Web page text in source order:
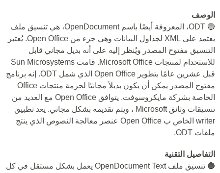
الوصف
🔵 ODT، المعروفة أيضًا باسم OpenDocument، هي تنسيق ملف
يعتمد على XML لجداول البيانات وهي جزء من Open Office. يُعتبر
التنسيق مفتوح المصدر ويُنظر إليه على أنه بديل مجاني قابل
للاستخدام لمنتجات Microsoft Office. قامت Sun Microsystems
قبل عشرين عامًا بتطوير Open Office الذي شمل ODT. إنه برنامج
مفتوح المصدر يمكن أن يكون بديلاً مجانيًا لحزمة منتجات Office
الخاصة بشركة مايكروسوفت. يتوافق Open Office مع العديد من
تنسيقات وثائق Microsoft ، ويتم تقديمه بشكل مجاني. يعد تطبيق
writer الخاص ب Open Office عنصر معالجة النصوص الذي ينتج
ملفات ODT.
التفاصيل التقنية
🔵 تنسيق ملف OpenDocument Text يعمل بشكل مستقل في كل